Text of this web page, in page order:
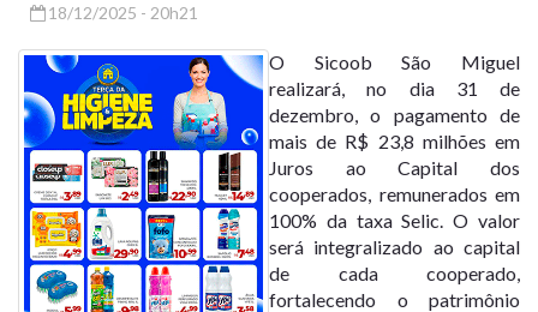
18/12/2025 - 20h21
O Sicoob São Miguel
realizará, no dia 31 de
dezembro, o pagamento de
mais de R$ 23,8 milhões em
Juros ao Capital dos
cooperados, remunerados em
100% da taxa Selic. O valor
será integralizado ao capital
de cada cooperado,
fortalecendo o patrimônio